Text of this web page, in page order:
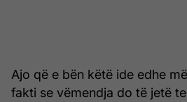
Ajo që e bën këtë ide edhe
fakti se vëmendja do të jetë